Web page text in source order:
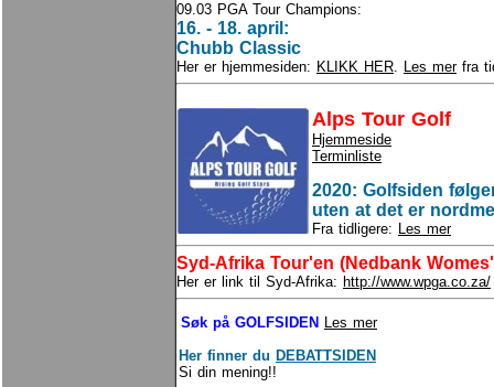
09.03 PGA Tour Champions:
16. - 18. april:
Chubb Classic
Her er hjemmesiden: KLIKK HER. Les merfra
Alps Tour Golf
Hjemmeside
Terminliste
2020: Golfsiden
uten at det er
Fra tidligere: Les mer
Syd-Afrika Tour'en (Nedbank
Her er link til Syd-Afrika: http://www.wpga.co.za/
Søk på GOLFSIDEN Les mer
Her finner du DEBATTSIDEN
Si din mening!!